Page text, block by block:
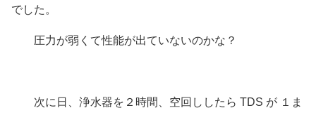
でした。
圧力が弱くて性能が出ていないのかな？
次に日、浄水器を２時間、空回ししたら TDS が １ま